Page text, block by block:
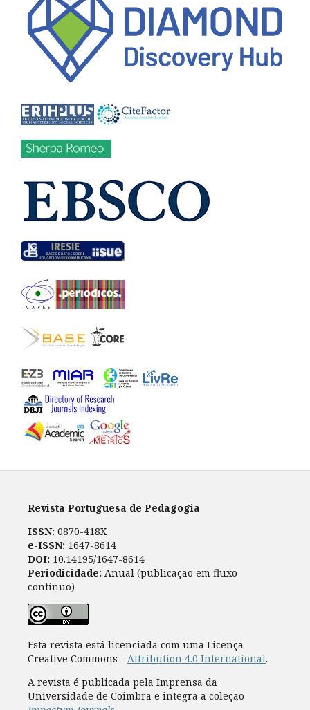
Revista Portuguesa de Pedagogia
ISSN: 0870-418X
e-ISSN: 1647-8614
DOI: 10.14195/1647-8614
Periodicidade: Anual (publicação em fluxo
contínuo)
Esta revista está licenciada com uma Licença
Creative Commons - Attribution 4.0 International.
A revista é publicada pela Imprensa da
Universidade de Coimbra e integra a coleção